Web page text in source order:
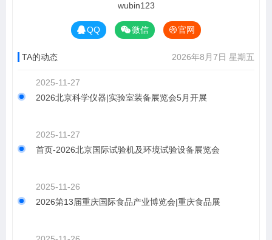
wubin123
QQ 微信 官网
TA的动态 2026年8月7日 星期五
2025-11-27
2026北京科学仪器|实验室装备展览会5月开展
2025-11-27
首页-2026北京国际试验机及环境试验设备展览会
2025-11-26
2026第13届重庆国际食品产业博览会|重庆食品展